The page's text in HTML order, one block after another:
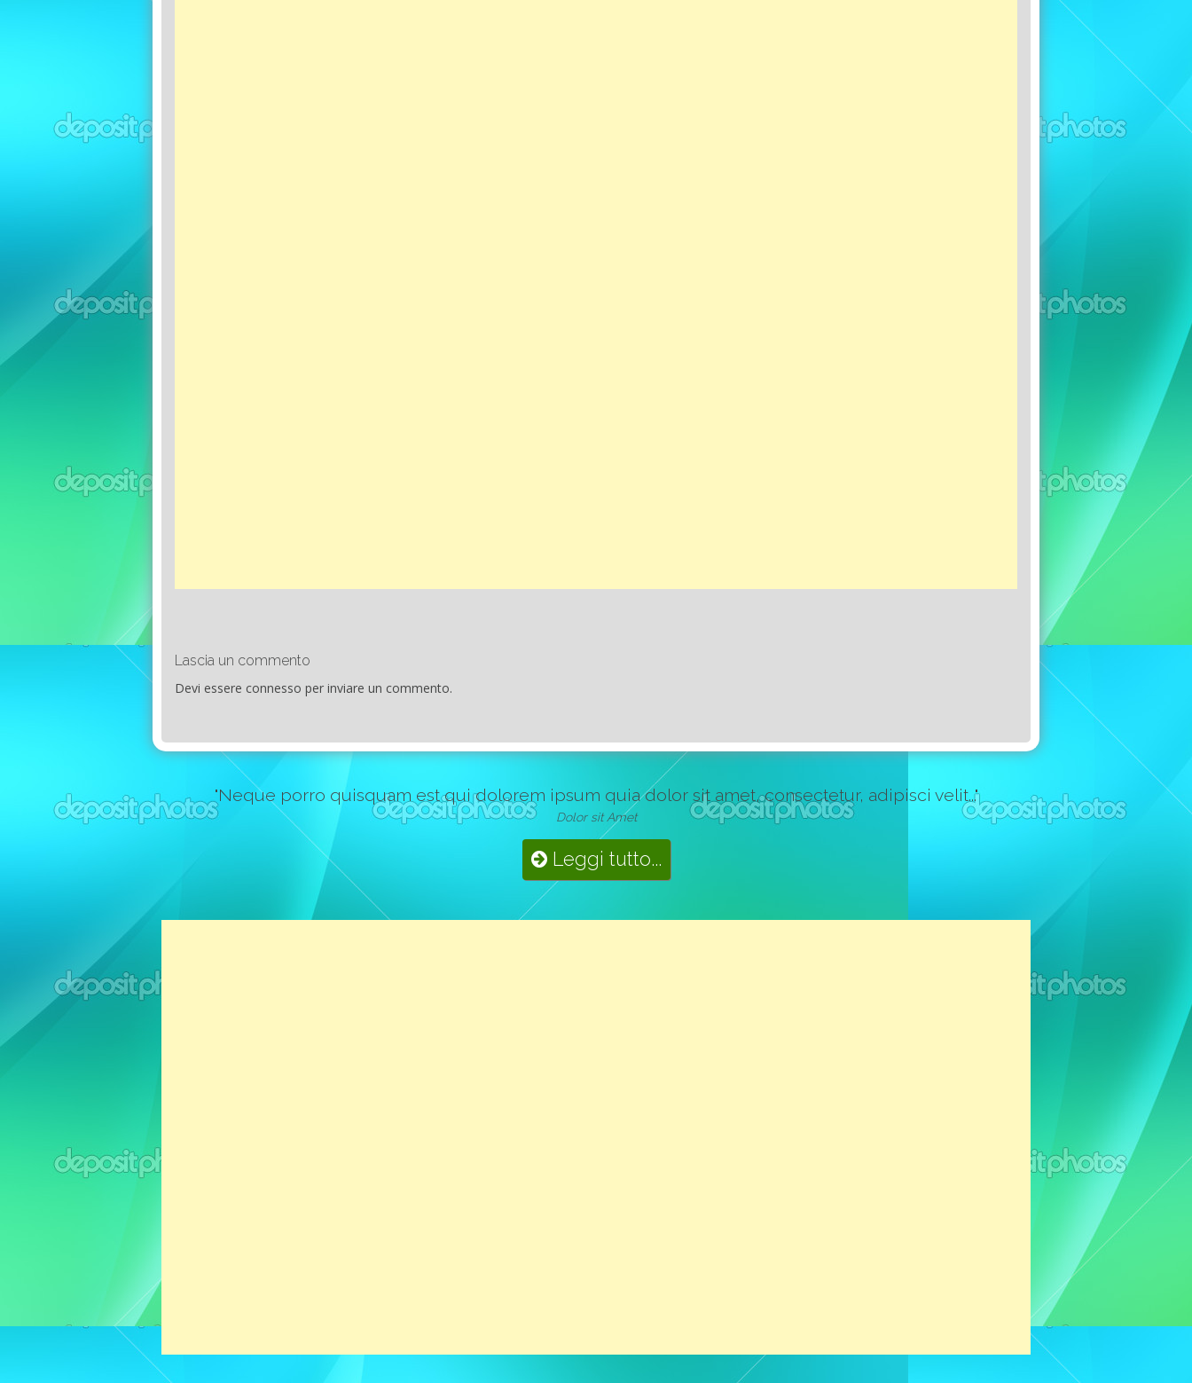
Lascia un commento
Devi essere connesso per inviare un commento.
"Neque porro quisquam est qui dolorem ipsum quia dolor sit amet, consectetur, adipisci velit..."
Dolor sit Amet
Leggi tutto...